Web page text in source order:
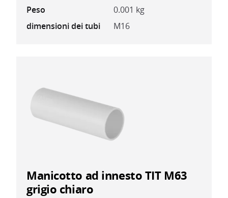
Peso
0.001 kg
dimensioni dei tubi
M16
Manicotto ad innesto TIT M63
grigio chiaro